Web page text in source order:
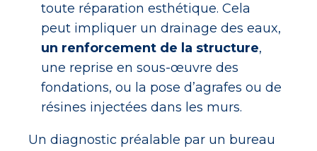
toute réparation esthétique. Cela
peut impliquer un drainage des eaux,
un renforcement de la structure,
une reprise en sous-œuvre des
fondations, ou la pose d’agrafes ou de
résines injectées dans les murs.
Un diagnostic préalable par un bureau